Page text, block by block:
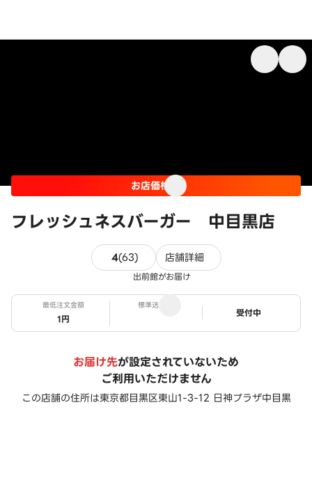
フレッシュネスバーガー 中目黒店
お店価格
4(63)63件のレビュー
店舗詳細
出前館がお届け
最低注文金額
1円
標準送料
ステータス
受付中
お届け先が設定されていないため
ご利用いただけません
この店舗の住所は東京都目黒区東山1-3-12 日神プラザ中目黒